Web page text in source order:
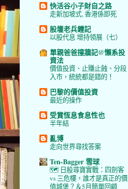
快活谷小子財自之路
走新加坡式, 香港係即死
股壇老兵鍾記
以股代息 增持領展（七）
單親爸爸撞牆記@懶系投
資法
價值投資、止賺止蝕、分段
入市，統統都是錯的！
巴黎的價值投資
最近的操作
受賞恆息食息性也
半年結
亂博
走向世界尋找答案
Ten-Bagger 雪球
🗺️ 日股尋寶實戰：四劍客
vs 三危樓，誰才是真正的價
值城堡？＆5月簡單回顧